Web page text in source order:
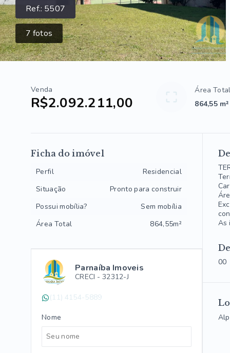
Ref.: 5507
7 fotos
Venda
R$2.092.211,00
Área Total
864,55 m²
As
00
Ficha do imóvel
Perfil
Residencial
Situação
Pronto para construir
Possui mobília?
Sem mobília
Área Total
864,55m²
Parnaíba Imoveis
CRECI - 32312-J
(11) 4154-5889
Nome